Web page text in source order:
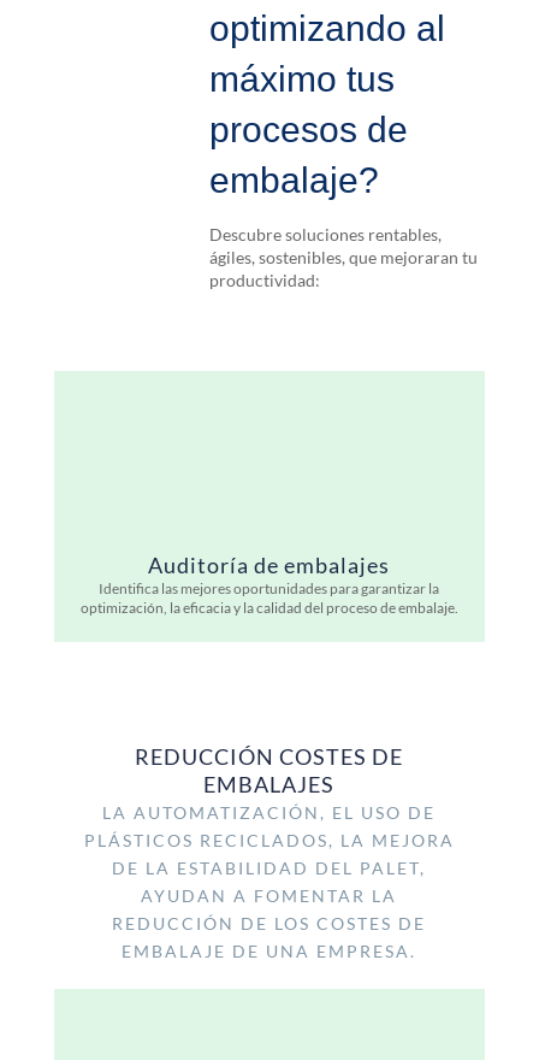
optimizando al
máximo tus
procesos de
embalaje?
Descubre soluciones rentables,
ágiles, sostenibles, que mejoraran tu
productividad:
Auditoría de embalajes
Identifica las mejores oportunidades para garantizar la
optimización, la eficacia y la calidad del proceso de embalaje.
REDUCCIÓN COSTES DE
EMBALAJES
LA AUTOMATIZACIÓN, EL USO DE
PLÁSTICOS RECICLADOS, LA MEJORA
DE LA ESTABILIDAD DEL PALET,
AYUDAN A FOMENTAR LA
REDUCCIÓN DE LOS COSTES DE
EMBALAJE DE UNA EMPRESA.